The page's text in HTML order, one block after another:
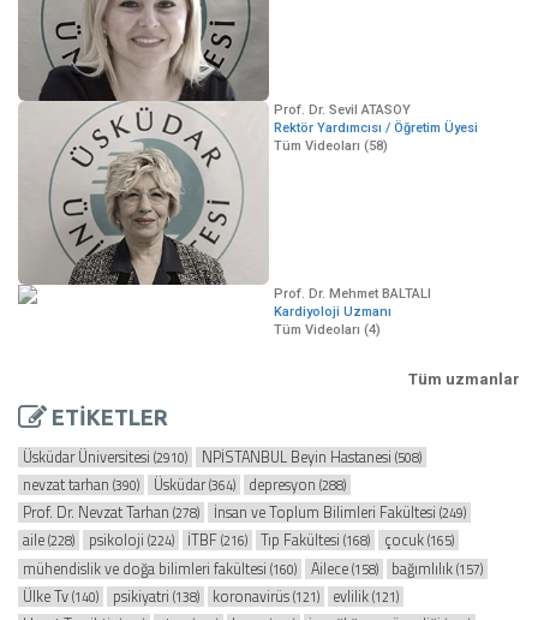
Prof. Dr. Sevil ATASOY
Rektör Yardımcısı / Öğretim Üyesi
Tüm Videoları (58)
Prof. Dr. Mehmet BALTALI
Kardiyoloji Uzmanı
Tüm Videoları (4)
Tüm uzmanlar
ETİKETLER
Üsküdar Üniversitesi(2910) NPİSTANBUL Beyin Hastanesi (508)
nevzat tarhan(390) Üsküdar(364) depresyon (288)
Prof. Dr. Nevzat Tarhan(278) İnsan ve Toplum Bilimleri Fakültesi (249)
aile(228) psikoloji (224) İTBF(216) Tıp Fakültesi(168) çocuk(165)
mühendislik ve doğa bilimleri fakültesi(160) Ailece(158) bağımlılık(157)
Ülke Tv(140) psikiyatri (138) koronavirüs(121) evlilik(121)